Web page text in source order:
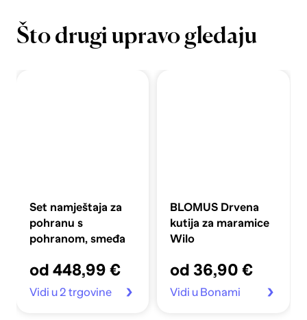
Što drugi upravo gledaju
Set namještaja za
pohranu s
pohranom, smeđa
od 448,99 €
Vidi u 2 trgovine
BLOMUS Drvena
kutija za maramice
Wilo
od 36,90 €
Vidi u Bonami